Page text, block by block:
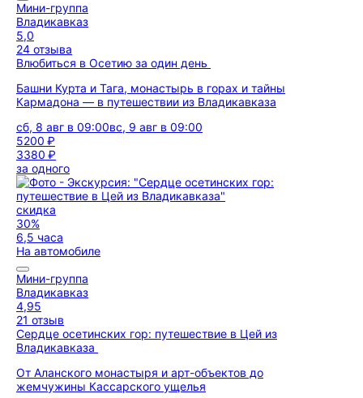
Мини-группа
Владикавказ
5,0
24 отзыва
Влюбиться в Осетию за один день
Башни Курта и Тага, монастырь в горах и тайны
Кармадона — в путешествии из Владикавказа
сб, 8 авг в 09:00вс, 9 авг в 09:00
5200 ₽
3380 ₽
за одного
скидка
30%
6,5 часа
На автомобиле
Мини-группа
Владикавказ
4,95
21 отзыв
Сердце осетинских гор: путешествие в Цей из
Владикавказа
От Аланского монастыря и арт-объектов до
жемчужины Кассарского ущелья